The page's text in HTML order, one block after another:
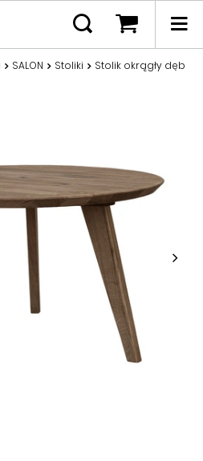
SALON Stoliki Stolik okrągły